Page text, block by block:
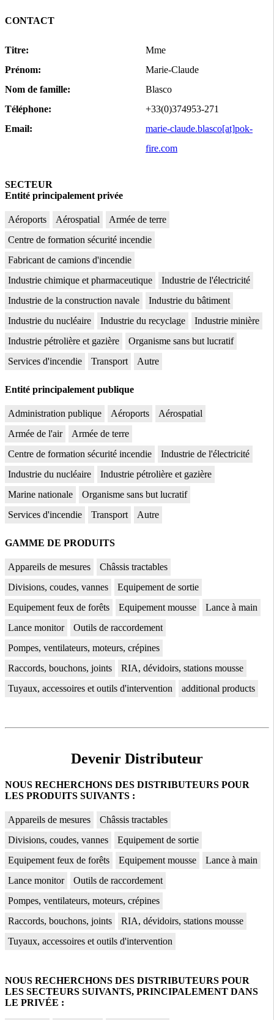
CONTACT
Titre:
Mme
Prénom:
Marie-Claude
Nom de famille:
Blasco
Téléphone:
+33(0)374953-271
Email:
marie-claude.blasco[at]pok-
fire.com
SECTEUR
Entité principalement privée
Aéroports Aérospatial
Armée de terre
Centre de formation sécurité incendie
Fabricant de camions d'incendie
Industrie chimique et pharmaceutique
Industrie de l'électricité
Industrie de la construction navale
Industrie du bâtiment
Industrie du nucléaire
Industrie du recyclage
Industrie minière
Industrie pétrolière et gazière
Organisme sans but lucratif
Services d'incendie
Transport Autre
Entité principalement publique
Administration publique Aéroports
Aérospatial
Armée de l'air
Armée de terre
Centre de formation sécurité incendie
Industrie de l'électricité
Industrie du nucléaire
Industrie pétrolière et gazière
Marine nationale
Organisme sans but lucratif
Services d'incendie
Transport Autre
GAMME DE PRODUITS
Appareils de mesures
Châssis tractables
Divisions, coudes, vannes
Equipement de sortie
Equipement feux de forêts
Equipement mousse
Lance à main
Lance monitor
Outils de raccordement
Pompes, ventilateurs, moteurs, crépines
Raccords, bouchons, joints
RIA, dévidoirs, stations mousse
Tuyaux, accessoires et outils d'intervention
additional products
Devenir Distributeur
NOUS RECHERCHONS DES DISTRIBUTEURS POUR
LES PRODUITS SUIVANTS :
Appareils de mesures
Châssis tractables
Divisions, coudes, vannes
Equipement de sortie
Equipement feux de forêts
Equipement mousse
Lance à main
Lance monitor
Outils de raccordement
Pompes, ventilateurs, moteurs, crépines
Raccords, bouchons, joints
RIA, dévidoirs, stations mousse
Tuyaux, accessoires et outils d'intervention
NOUS RECHERCHONS DES DISTRIBUTEURS POUR
LES SECTEURS SUIVANTS, PRINCIPALEMENT DANS
LE PRIVÉE :